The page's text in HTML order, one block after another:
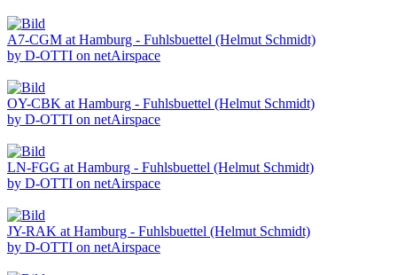
A7-CGM at Hamburg - Fuhlsbuettel (Helmut Schmidt)
by D-OTTI on netAirspace
OY-CBK at Hamburg - Fuhlsbuettel (Helmut Schmidt)
by D-OTTI on netAirspace
LN-FGG at Hamburg - Fuhlsbuettel (Helmut Schmidt)
by D-OTTI on netAirspace
JY-RAK at Hamburg - Fuhlsbuettel (Helmut Schmidt)
by D-OTTI on netAirspace